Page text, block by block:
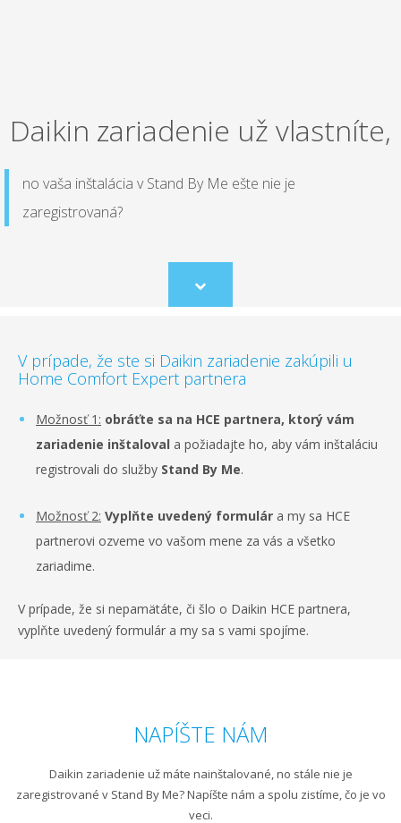
Daikin zariadenie už vlastníte,
no vaša inštalácia v Stand By Me ešte nie je
zaregistrovaná?
Scroll
to
V prípade, že ste si Daikin zariadenie zakúpili u
Home Comfort Expert partnera
Možnosť 1: obráťte sa na HCE partnera, ktorý vám
zariadenie inštaloval a požiadajte ho, aby vám inštaláciu
registrovali do služby Stand By Me.
Možnosť 2: Vyplňte uvedený formulár a my sa HCE
partnerovi ozveme vo vašom mene za vás a všetko
zariadime.
V prípade, že si nepamätáte, či šlo o Daikin HCE partnera,
vyplňte uvedený formulár a my sa s vami spojíme.
NAPÍŠTE NÁM
Daikin zariadenie už máte nainštalované, no stále nie je
zaregistrované v Stand By Me? Napíšte nám a spolu zistíme, čo je vo
veci.